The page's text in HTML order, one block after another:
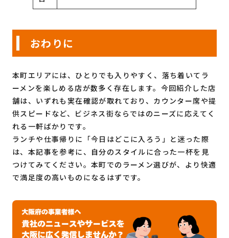
おわりに
本町エリアには、ひとりでも入りやすく、落ち着いてラ
ーメンを楽しめる店が数多く存在します。今回紹介した店
舗は、いずれも実在確認が取れており、カウンター席や提
供スピードなど、ビジネス街ならではのニーズに応えてく
れる一軒ばかりです。
ランチや仕事帰りに「今日はどこに入ろう」と迷った際
は、本記事を参考に、自分のスタイルに合った一杯を見
つけてみてください。本町でのラーメン選びが、より快適
で満足度の高いものになるはずです。